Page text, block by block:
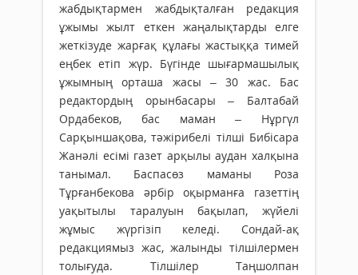
жабдықтармен жабдықталған редакция
ұжымы жылт еткен жаңалықтарды елге
жеткізуде жарғақ құлағы жастыққа тимей
еңбек етіп жүр. Бүгінде шығармашылық
ұжымның орташа жасы – 30 жас. Бас
редактордың орынбасары – Балтабай
Ордабеков, бас маман – Нұргүл
Сарқыншақова, тәжірибелі тілші Бибісара
Жанәлі есімі газет арқылы аудан халқына
танымал. Баспасөз маманы Роза
Тұрғанбекова әрбір оқырманға газеттің
уақытылы таралуын бақылап, жүйелі
жұмыс жүргізіп келеді. Сондай-ақ
редакциямыз жас, жалынды тілшілермен
толығуда. Тілшілер Таңшолпан